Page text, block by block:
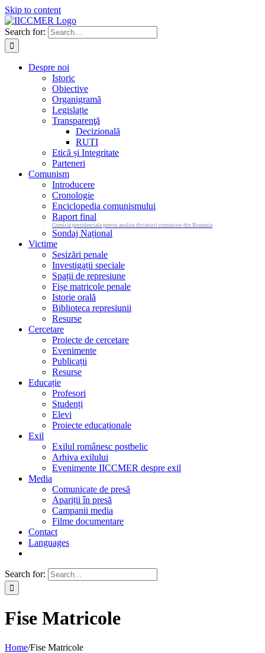
Skip to content
Search for:
Despre noi
Istoric
Obiective
Organigramă
Legislație
Transparenţă
Decizională
RUTI
Etică și Integritate
Parteneri
Comunism
Introducere
Cronologie
Enciclopedia comunismului
Raport final
Comisia prezidentiala pentru analiza dictaturii comuniste din Romania
Sondaj Național
Victime
Sesizări penale
Investigații speciale
Spații de represiune
Fișe matricole penale
Istorie orală
Biblioteca represiunii
Resurse
Cercetare
Proiecte de cercetare
Evenimente
Publicații
Resurse
Educație
Profesori
Studenți
Elevi
Proiecte educaționale
Exil
Exilul românesc postbelic
Arhiva exilului
Evenimente IICCMER despre exil
Media
Comunicate de presă
Apariții în presă
Campanii media
Filme documentare
Contact
Languages
Search for:
Fise Matricole
Home/Fise Matricole